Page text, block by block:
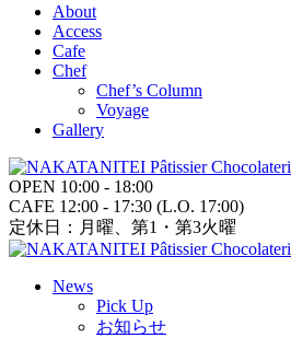
About
Access
Cafe
Chef
Chef’s Column
Voyage
Gallery
OPEN 10:00 - 18:00
CAFE 12:00 - 17:30 (L.O. 17:00)
定休日：月曜、第1・第3火曜
News
Pick Up
お知らせ